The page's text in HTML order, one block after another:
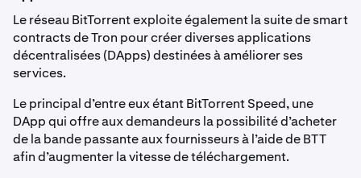
Le réseau BitTorrent exploite également la suite de smart
contracts de Tron pour créer diverses applications
décentralisées (DApps) destinées à améliorer ses
services.
Le principal d’entre eux étant BitTorrent Speed, une
DApp qui offre aux demandeurs la possibilité d’acheter
de la bande passante aux fournisseurs à l’aide de BTT
afin d’augmenter la vitesse de téléchargement.